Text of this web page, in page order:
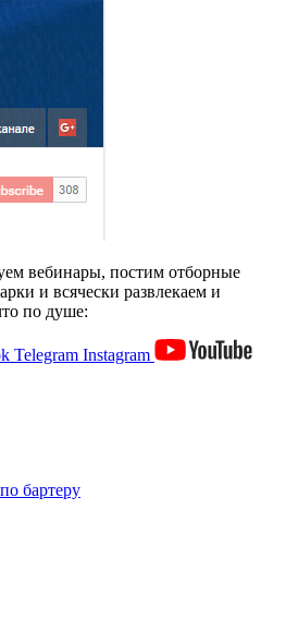
вебинары, постим отборные
и всячески развлекаем и
по душе:
Telegram Instagram
бартеру